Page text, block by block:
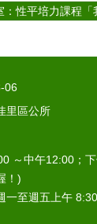
：性平培力課程「
06
里區公所
～中午12:00；
！)
一至週五上午